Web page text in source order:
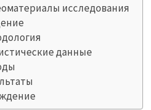
исследования
данные